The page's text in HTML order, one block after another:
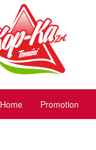
Home Promotion